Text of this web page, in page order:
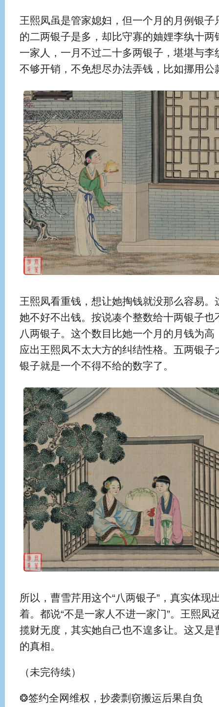
王熙凤虽是管家媳妇，但一个月的月例银
的二两银子是多，却比守寡的妯娌李纨十
一家人，一月不过二十多两银子，堪堪与
不够开销，不免想尽办法弄钱，比如挪用公
王熙凤看重钱，想让她掏钱就没那么容易
她不好不出钱。按说凑个整数给十两银子
八两银子。这个数目比她一个月的月钱为
应出王熙凤不太大方的纠结性格。五两银
银子就是一个不得不给的数字了。
所以，曹雪芹用这个“八两银子”，真实体现
着。都说“不是一家人不进一家门”。王熙凤
揽财无度，其实她自己也不遑多让。这又是
的真相。
（未完待续）
❂签约全网维权，抄袭剽窃搬运后果自负